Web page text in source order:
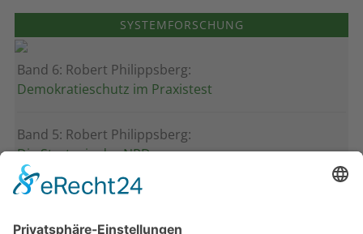
SYSTEMFORSCHUNG
Band 6: Robert Philippsberg:
Demokratieschutz im Praxistest
Band 5: Robert Philippsberg:
Die Strategie der NPD
Band 4: Uwe Wagschal (Hg.):